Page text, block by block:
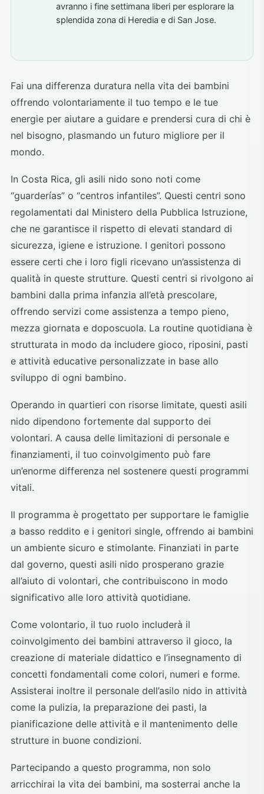
avranno i fine settimana liberi per esplorare la
splendida zona di Heredia e di San Jose.
Fai una differenza duratura nella vita dei bambini
offrendo volontariamente il tuo tempo e le tue
energie per aiutare a guidare e prendersi cura di chi è
nel bisogno, plasmando un futuro migliore per il
mondo.
In Costa Rica, gli asili nido sono noti come
“guarderías” o “centros infantiles”. Questi centri sono
regolamentati dal Ministero della Pubblica Istruzione,
che ne garantisce il rispetto di elevati standard di
sicurezza, igiene e istruzione. I genitori possono
essere certi che i loro figli ricevano un’assistenza di
qualità in queste strutture. Questi centri si rivolgono ai
bambini dalla prima infanzia all’età prescolare,
offrendo servizi come assistenza a tempo pieno,
mezza giornata e doposcuola. La routine quotidiana è
strutturata in modo da includere gioco, riposini, pasti
e attività educative personalizzate in base allo
sviluppo di ogni bambino.
Operando in quartieri con risorse limitate, questi asili
nido dipendono fortemente dal supporto dei
volontari. A causa delle limitazioni di personale e
finanziamenti, il tuo coinvolgimento può fare
un’enorme differenza nel sostenere questi programmi
vitali.
Il programma è progettato per supportare le famiglie
a basso reddito e i genitori single, offrendo ai bambini
un ambiente sicuro e stimolante. Finanziati in parte
dal governo, questi asili nido prosperano grazie
all’aiuto di volontari, che contribuiscono in modo
significativo alle loro attività quotidiane.
Come volontario, il tuo ruolo includerà il
coinvolgimento dei bambini attraverso il gioco, la
creazione di materiale didattico e l’insegnamento di
concetti fondamentali come colori, numeri e forme.
Assisterai inoltre il personale dell’asilo nido in attività
come la pulizia, la preparazione dei pasti, la
pianificazione delle attività e il mantenimento delle
strutture in buone condizioni.
Partecipando a questo programma, non solo
arricchirai la vita dei bambini, ma sosterrai anche la